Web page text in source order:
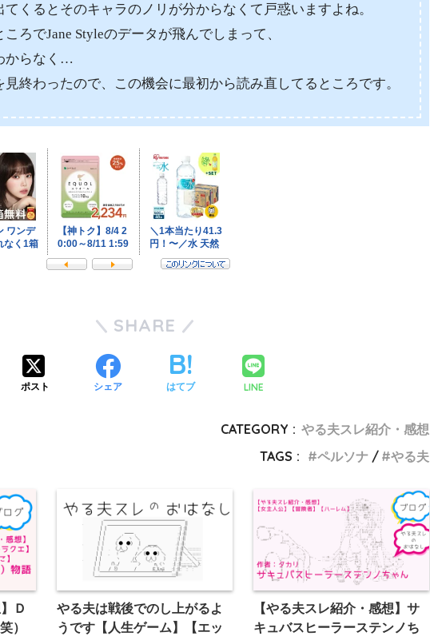
くるとそのキャラのノリが分からなくて戸惑いますよね。
ろでJane Styleのデータが飛んでしまって、
からなく…
終わったので、この機会に最初から読み直してるところです。
SHARE
ポスト シェア はてブ LINE
CATEGORY : やる夫スレ紹介・感想
TAGS :
ペルソナ やる夫
Ｄ
）
やる夫は戦後でのし上がるよ
うです【人生ゲーム】【エッ
【やる夫スレ紹介・感想】サ
キュバスヒーラーステンノち